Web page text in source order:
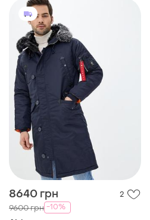
8640 грн 2
9600 грн -10%